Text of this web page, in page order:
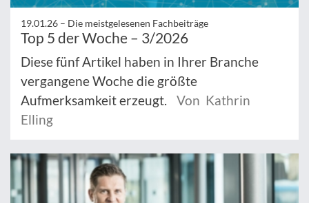
19.01.26 – Die meistgelesenen Fachbeiträge
Top 5 der Woche – 3/2026
Diese fünf Artikel haben in Ihrer Branche
vergangene Woche die größte
Aufmerksamkeit erzeugt.
Von Kathrin
Elling